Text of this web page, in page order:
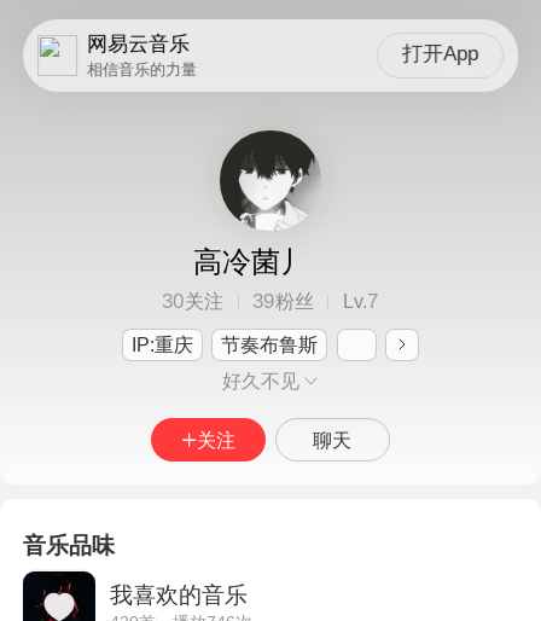
网易云音乐
相信音乐的力量
打开App
高冷菌丿
30关注 39粉丝 Lv.7
IP:重庆
节奏布鲁斯
好久不见
关注 聊天
音乐品味
我喜欢的音乐